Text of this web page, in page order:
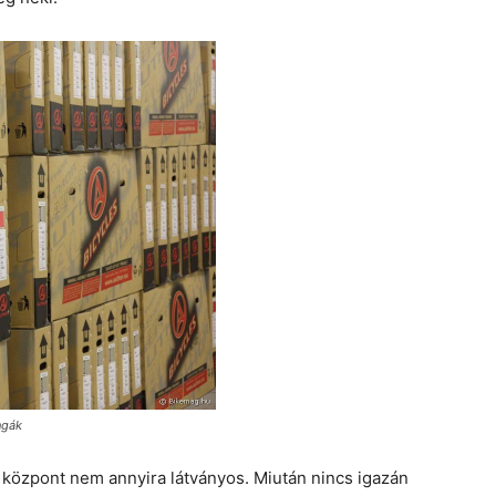
nem annyira látványos. Miután nincs igazán